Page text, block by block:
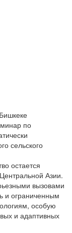
по
сельского
остается
Азии.
вызовами
и ограниченным
особую
и адаптивных